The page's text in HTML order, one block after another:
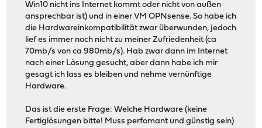
Win10 nicht ins Internet kommt oder nicht von außen
ansprechbar ist) und in einer VM OPNsense. So habe ich
die Hardwareinkompatibilität zwar überwunden, jedoch
lief es immer noch nicht zu meiner Zufriedenheit (ca
70mb/s von ca 980mb/s). Hab zwar dann im Internet
nach einer Lösung gesucht, aber dann habe ich mir
gesagt ich lass es bleiben und nehme vernünftige
Hardware.
Das ist die erste Frage: Welche Hardware (keine
Fertiglösungen bitte! Muss perfomant und günstig sein)